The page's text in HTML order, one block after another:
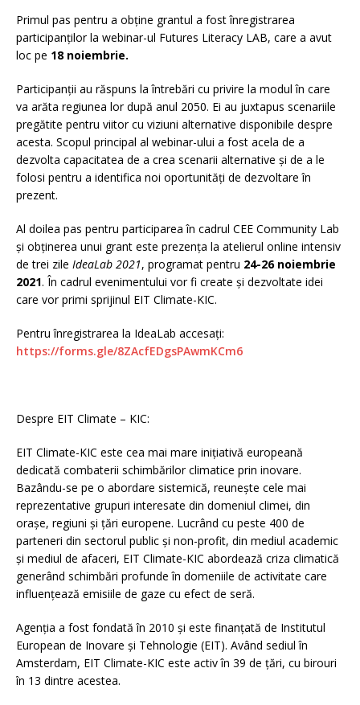
Primul pas pentru a obține grantul a fost înregistrarea
participanților la webinar-ul Futures Literacy LAB, care a avut
loc pe 18 noiembrie.
Participanții au răspuns la întrebări cu privire la modul în care
va arăta regiunea lor după anul 2050. Ei au juxtapus scenariile
pregătite pentru viitor cu viziuni alternative disponibile despre
acesta. Scopul principal al webinar-ului a fost acela de a
dezvolta capacitatea de a crea scenarii alternative și de a le
folosi pentru a identifica noi oportunități de dezvoltare în
prezent.
Al doilea pas pentru participarea în cadrul CEE Community Lab
și obținerea unui grant este prezența la atelierul online intensiv
de trei zile IdeaLab 2021, programat pentru 24-26 noiembrie
2021. În cadrul evenimentului vor fi create și dezvoltate idei
care vor primi sprijinul EIT Climate-KIC.
Pentru înregistrarea la IdeaLab accesați:
https://forms.gle/8ZAcfEDgsPAwmKCm6
Despre EIT Climate – KIC:
EIT Climate-KIC este cea mai mare inițiativă europeană
dedicată combaterii schimbărilor climatice prin inovare.
Bazându-se pe o abordare sistemică, reunește cele mai
reprezentative grupuri interesate din domeniul climei, din
orașe, regiuni și țări europene. Lucrând cu peste 400 de
parteneri din sectorul public și non-profit, din mediul academic
și mediul de afaceri, EIT Climate-KIC abordează criza climatică
generând schimbări profunde în domeniile de activitate care
influențează emisiile de gaze cu efect de seră.
Agenția a fost fondată în 2010 și este finanțată de Institutul
European de Inovare și Tehnologie (EIT). Având sediul în
Amsterdam, EIT Climate-KIC este activ în 39 de țări, cu birouri
în 13 dintre acestea.